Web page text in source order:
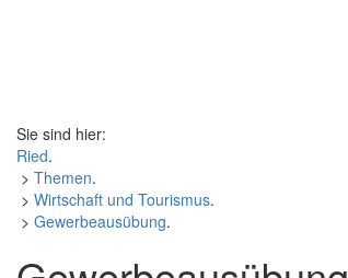
Sie sind hier:
Ried.
> Themen.
> Wirtschaft und Tourismus.
> Gewerbeausübung.